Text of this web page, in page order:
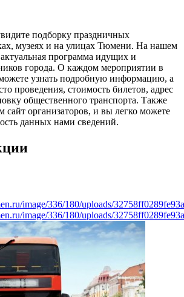
подборку праздничных
музеях и на улицах Тюмени. На нашем
актуальная программа идущих и
города. О каждом мероприятии в
узнать подробную информацию, а
проведения, стоимость билетов, адрес
общественного транспорта. Также
сайт организаторов, и вы легко можете
данных нами сведений.
image/336/180/uploads/
image/336/180/uploads/